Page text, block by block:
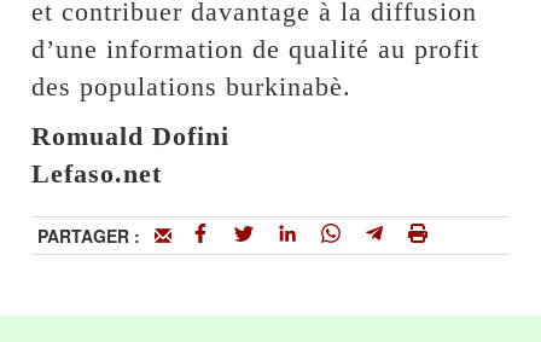
et contribuer davantage à la diffusion
d’une information de qualité au profit
des populations burkinabè.
Romuald Dofini
Lefaso.net
PARTAGER :